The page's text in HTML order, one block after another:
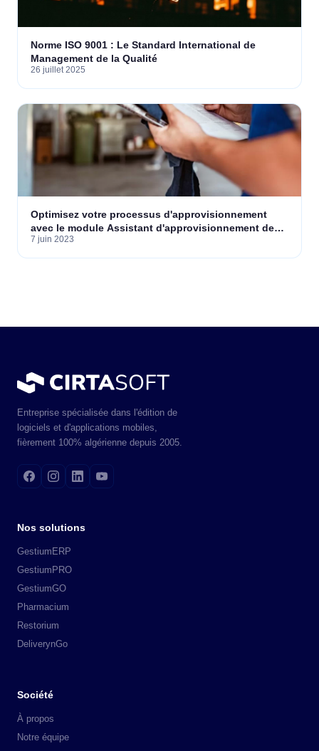
Norme ISO 9001 : Le Standard International de
Management de la Qualité
26 juillet 2025
Optimisez votre processus d'approvisionnement
avec le module Assistant d'approvisionnement de
GestiumERP
7 juin 2023
Entreprise spécialisée dans l'édition de
logiciels et d'applications mobiles,
fièrement 100% algérienne depuis 2005.
Nos solutions
GestiumERP
GestiumPRO
GestiumGO
Pharmacium
Restorium
DeliverynGo
Société
À propos
Notre équipe